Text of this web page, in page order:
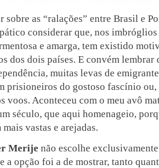
sobre as “ralações” entre Brasil e
considerar que, nos imbróglios
e amarga, tem existido
dos dois países. E convém lembrar
muitas levas de
prisioneiros do gostoso fascínio ou,
voos. Aconteceu com o meu avô
século, que aqui homenageio,
vastas e arejadas.
Merije não escolhe
a opção foi a de mostrar, tanto